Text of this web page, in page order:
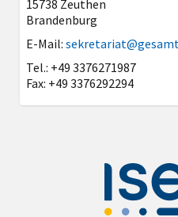
15738 Zeuthen
Brandenburg
E-Mail:
Tel.: +49 3376271987
Fax: +49 3376292294